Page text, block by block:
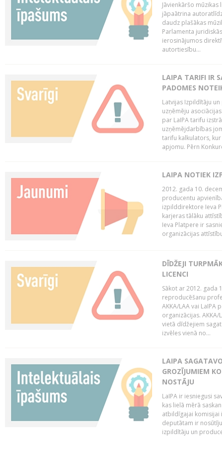
Jāvienkāršo
jāpaātrina
daudz plašākas
Parlamenta
ierosinājumos
autortiesību...
LAIPA TARIFI IR
PADOMES
Latvijas Izpildītāju
uzņēmēju
par LaIPA tarifu
uzņēmējdarbības
tarifu kalkulators,
apjomu. Pērn
LAIPA NOTIEK
2012. gada 10.
producentu
izpilddirektore Ieva
karjeras tālāku
Ieva Platpere ir
organizācijas
DĪDŽEJI
LICENCI
Sākot ar 2012. gada
reproducēšanu
AKKA/LAA vai LaIPA
organizācijas.
vietā dīdžejiem
izvēles vienā no...
LAIPA
GROZĪJUMIEM
NOSTĀJU
LaIPA ir iesniegusi
kas lielā mērā
atbildīgajai komisijai
deputātam ir
izpildītāju un